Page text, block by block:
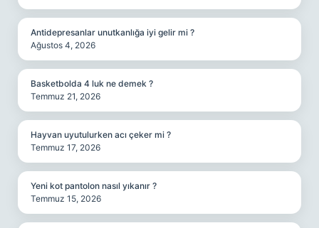
Antidepresanlar unutkanlığa iyi gelir mi ?
Ağustos 4, 2026
Basketbolda 4 luk ne demek ?
Temmuz 21, 2026
Hayvan uyutulurken acı çeker mi ?
Temmuz 17, 2026
Yeni kot pantolon nasıl yıkanır ?
Temmuz 15, 2026